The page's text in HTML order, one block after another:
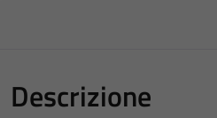
Descrizione